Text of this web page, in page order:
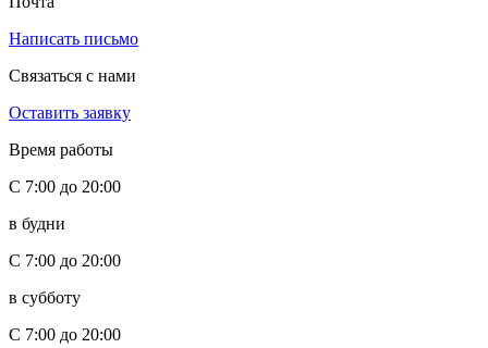
Написать письмо
Связаться с нами
Оставить заявку
Время работы
С 7:00 до 20:00
в будни
С 7:00 до 20:00
в субботу
С 7:00 до 20:00